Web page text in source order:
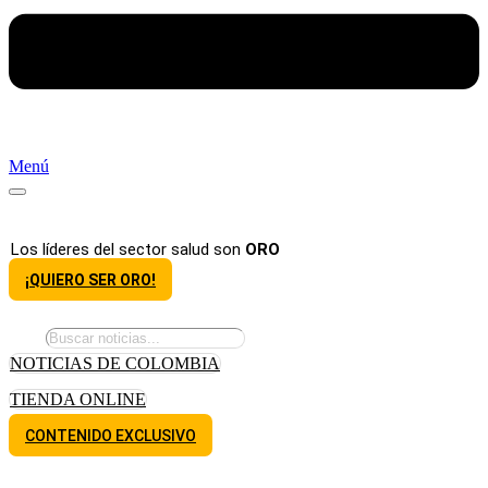
Menú
Los líderes del sector salud son ORO
¡QUIERO SER ORO!
NOTICIAS DE COLOMBIA
TIENDA ONLINE
CONTENIDO EXCLUSIVO